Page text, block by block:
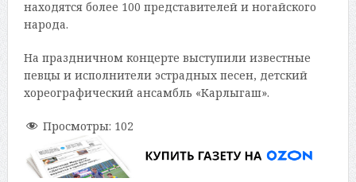
находятся более 100 представителей и ногайского
народа.
На праздничном концерте выступили известные
певцы и исполнители эстрадных песен, детский
хореографический ансамбль «Карлыгаш».
Просмотры: 102